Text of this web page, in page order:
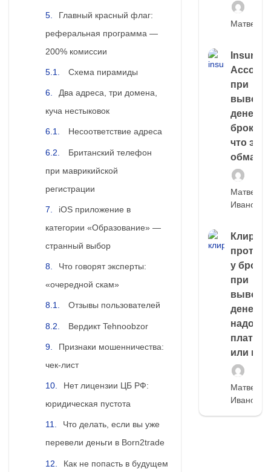
Главный красный флаг:
реферальная программа —
200% комиссии
Схема пирамиды
Два адреса, три домена,
куча нестыковок
Несоответствие адреса
Британский телефон
при маврикийской
регистрации
iOS приложение в
категории «Образование» —
странный выбор
Что говорят эксперты:
«очередной скам»
Отзывы пользователей
Вердикт Tehnoobzor
Признаки мошенничества:
чек-лист
Нет лицензии ЦБ РФ:
юридическая пустота
Что делать, если вы уже
перевели деньги в Born2trade
Как не попасть в будущем
Матвей
Account
при
выводе
денег у
что это,
обман?
Матвей
Иванов
Клиринг
у
при
выводе
денег,
надо
платить
или
Матвей
Иванов